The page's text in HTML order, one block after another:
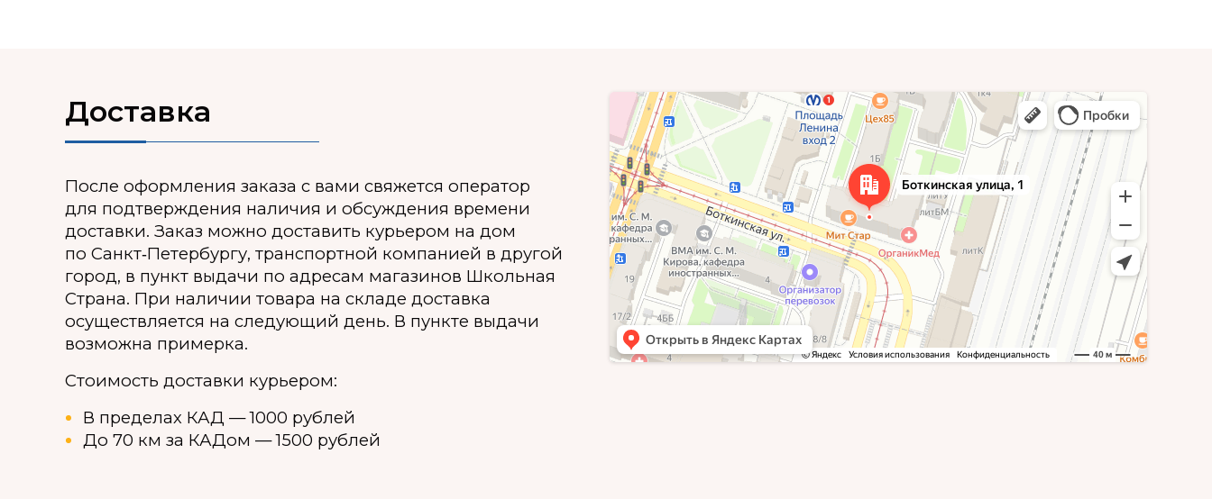
Доставка
После оформления заказа с вами свяжется оператор
для подтверждения наличия и обсуждения времени
доставки. Заказ можно доставить курьером на дом
по Санкт‑Петербургу, транспортной компанией в другой
город, в пункт выдачи по адресам магазинов Школьная
Страна. При наличии товара на складе доставка
осуществляется на следующий день. В пункте выдачи
возможна примерка.
Стоимость доставки курьером:
В пределах КАД — 1000 рублей
До 70 км за КАДом — 1500 рублей